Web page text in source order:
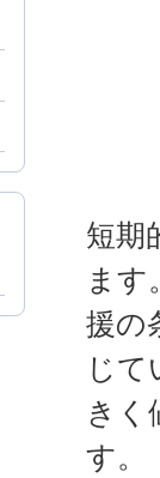
短期
ます
援の
じて
きく
す。